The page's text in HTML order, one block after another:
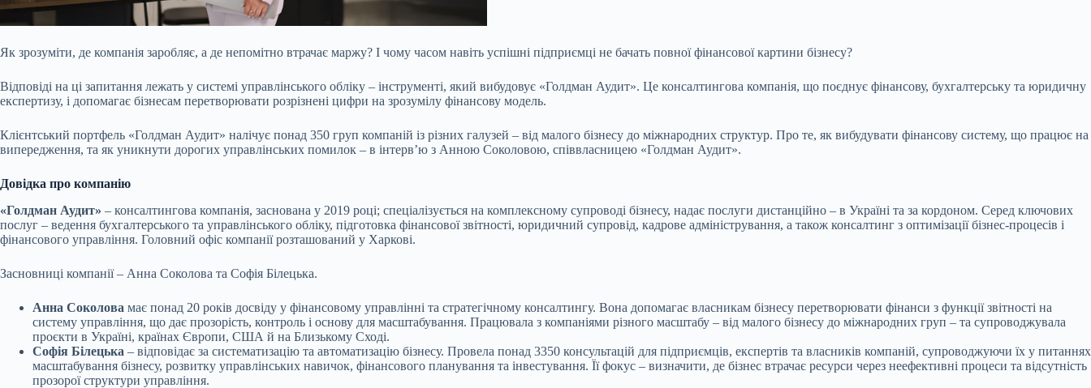
Як зрозуміти, де компанія заробляє, а де непомітно втрачає маржу? І чому часом навіть успішні підприємці не бачать повної фінансової картини бізнесу?
Відповіді на ці запитання лежать у системі управлінського обліку – інструменті, який вибудовує «Голдман Аудит». Це консалтингова компанія, що поєднує фінансову, бухгалтерську та юридичну
експертизу, і допомагає бізнесам перетворювати розрізнені цифри на зрозумілу фінансову модель.
Клієнтський портфель «Голдман Аудит» налічує понад 350 груп компаній із різних галузей – від малого бізнесу до міжнародних структур. Про те, як вибудувати фінансову систему, що працює на
випередження, та як уникнути дорогих управлінських помилок – в інтерв’ю з Анною Соколовою, співвласницею «Голдман Аудит».
Довідка про компанію
«Голдман Аудит» – консалтингова компанія, заснована у 2019 році; спеціалізується на комплексному супроводі бізнесу, надає послуги дистанційно – в Україні та за кордоном. Серед ключових
послуг – ведення бухгалтерського та управлінського обліку, підготовка фінансової звітності, юридичний супровід, кадрове адміністрування, а також консалтинг з оптимізації бізнес-процесів і
фінансового управління. Головний офіс компанії розташований у Харкові.
Засновниці компанії – Анна Соколова та Софія Білецька.
Анна Соколова має понад 20 років досвіду у фінансовому управлінні та стратегічному консалтингу. Вона допомагає власникам бізнесу перетворювати фінанси з функції звітності на
систему управління, що дає прозорість, контроль і основу для масштабування. Працювала з компаніями різного масштабу – від малого бізнесу до міжнародних груп – та супроводжувала
проєкти в Україні, країнах Європи, США й на Близькому Сході.
Софія Білецька – відповідає за систематизацію та автоматизацію бізнесу. Провела понад 3350 консультацій для підприємців, експертів та власників компаній, супроводжуючи їх у питаннях
масштабування бізнесу, розвитку управлінських навичок, фінансового планування та інвестування. Її фокус – визначити, де бізнес втрачає ресурси через неефективні процеси та відсутність
прозорої структури управління.